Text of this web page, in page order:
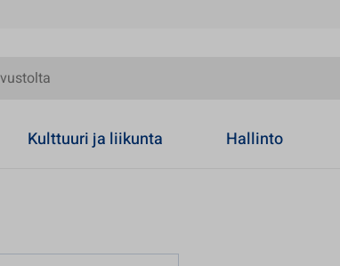
Kulttuuri ja liikunta Hallinto